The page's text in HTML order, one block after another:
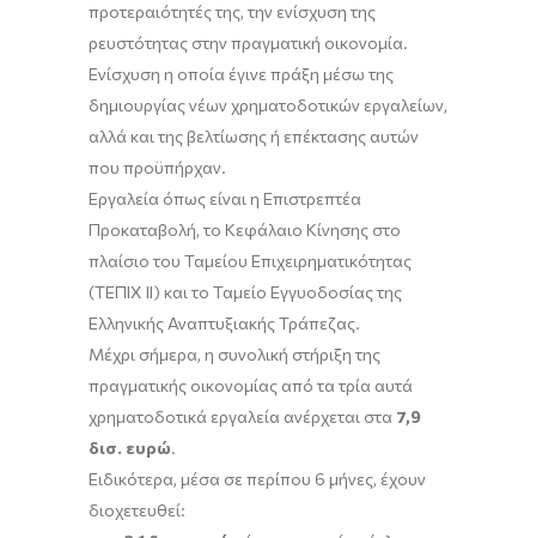
προτεραιότητές της, την ενίσχυση της
ρευστότητας στην πραγματική οικονομία.
Ενίσχυση η οποία έγινε πράξη μέσω της
δημιουργίας νέων χρηματοδοτικών εργαλείων,
αλλά και της βελτίωσης ή επέκτασης αυτών
που προϋπήρχαν.
Εργαλεία όπως είναι η Επιστρεπτέα
Προκαταβολή, το Κεφάλαιο Κίνησης στο
πλαίσιο του Ταμείου Επιχειρηματικότητας
(ΤΕΠΙΧ ΙΙ) και το Ταμείο Εγγυοδοσίας της
Ελληνικής Αναπτυξιακής Τράπεζας.
Μέχρι σήμερα, η συνολική στήριξη της
πραγματικής οικονομίας από τα τρία αυτά
χρηματοδοτικά εργαλεία ανέρχεται στα 7,9
δισ. ευρώ.
Ειδικότερα, μέσα σε περίπου 6 μήνες, έχουν
διοχετευθεί: